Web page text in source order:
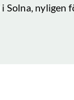
i Solna, nyligen